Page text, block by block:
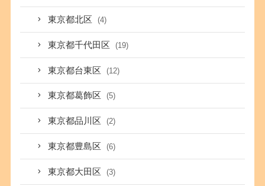
東京都北区 (4)
東京都千代田区 (19)
東京都台東区 (12)
東京都葛飾区 (5)
東京都品川区 (2)
東京都豊島区 (6)
東京都大田区 (3)